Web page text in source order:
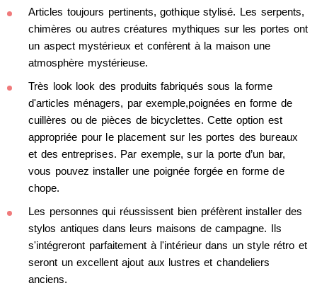
Articles toujours pertinents, gothique stylisé. Les serpents,
chimères ou autres créatures mythiques sur les portes ont
un aspect mystérieux et confèrent à la maison une
atmosphère mystérieuse.
Très look look des produits fabriqués sous la forme
d'articles ménagers, par exemple,poignées en forme de
cuillères ou de pièces de bicyclettes. Cette option est
appropriée pour le placement sur les portes des bureaux
et des entreprises. Par exemple, sur la porte d’un bar,
vous pouvez installer une poignée forgée en forme de
chope.
Les personnes qui réussissent bien préfèrent installer des
stylos antiques dans leurs maisons de campagne. Ils
s'intégreront parfaitement à l'intérieur dans un style rétro et
seront un excellent ajout aux lustres et chandeliers
anciens.